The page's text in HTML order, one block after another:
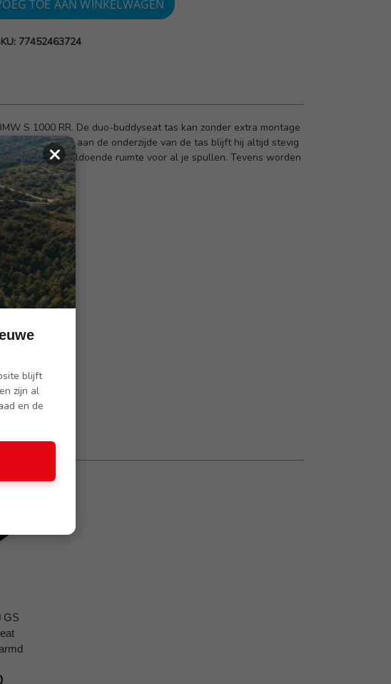
77452463724
S 1000 RR. De duo-buddyseat tas kan zonder extra montage
antislip laag aan de onderzijde van de tas blijft hij altijd stevig
altijd over voldoende ruimte voor al je spullen. Tevens worden
GS
×
blijft
zijn al
en de